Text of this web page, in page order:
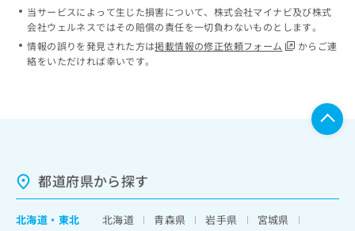
当サービスによって生じた損害について、株式会社マイナビ及び株式
会社ウェルネスではその賠償の責任を一切負わないものとします。
情報の誤りを発見された方は掲載情報の修正依頼フォーム
からご連
絡をいただければ幸いです。
都道府県から探す
北海道 ・ 東北 北海道 青森県 岩手県
宮城県